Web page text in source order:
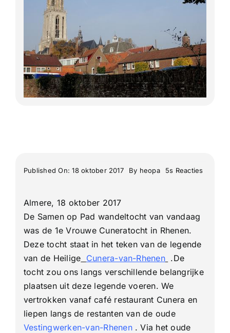
Buitenlandse Wandelingen
Recente Wandelingen
Published On: 18 oktober 2017 By heopa 5s Reactieson
Almere, 18 oktober 2017
De Samen op Pad wandeltocht van vandaag
was de 1e Vrouwe Cuneratocht in Rhenen.
Deze tocht staat in het teken van de legende
van de Heilige Cunera-van-Rhenen .De
tocht zou ons langs verschillende belangrijke
plaatsen uit deze legende voeren. We
vertrokken vanaf café restaurant Cunera en
liepen langs de restanten van de oude
Vestingwerken-van-Rhenen . Via het oude